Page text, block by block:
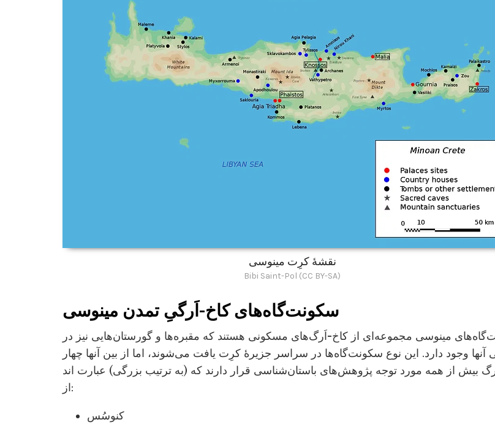
نقشۀ کرِت مینوسی
Bibi Saint-Pol (CC BY-SA)
سکونت‌گاه‌های کاخ-اَرگیِ تمدن مینوسی
مینوسی مجموعه‌ای از کاخ-اَرگ‌های مسکونی هستند که مقبره‌ها و گورستان‌هایی نیز در
آنها وجود دارد. این نوع سکونت‌گاه‌ها در سراسر جزیرۀ کرِت یافت می‌شوند، اما از بین آنها چهار
بیش از همه مورد توجه پژوهش‌های باستان‌شناسی قرار دارند که (به ترتیب بزرگی) عبارت اند
از:
کنوسُس